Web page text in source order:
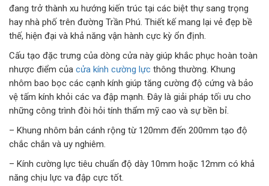
đang trở thành xu hướng kiến trúc tại các biệt thự sang trọng
hay nhà phố trên đường Trần Phú. Thiết kế mang lại vẻ đẹp bề
thế, hiện đại và khả năng vận hành cực kỳ ổn định.
Cấu tạo đặc trưng của dòng cửa này giúp khắc phục hoàn toàn
nhược điểm của cửa kính cường lực thông thường. Khung
nhôm bao bọc các cạnh kính giúp tăng cường độ cứng và bảo
vệ tấm kính khỏi các va đập mạnh. Đây là giải pháp tối ưu cho
những công trình đòi hỏi tính thẩm mỹ cao và sự bền bỉ.
– Khung nhôm bản cánh rộng từ 120mm đến 200mm tạo độ
chắc chắn và uy nghiêm.
– Kính cường lực tiêu chuẩn độ dày 10mm hoặc 12mm có khả
năng chịu lực va đập cực tốt.